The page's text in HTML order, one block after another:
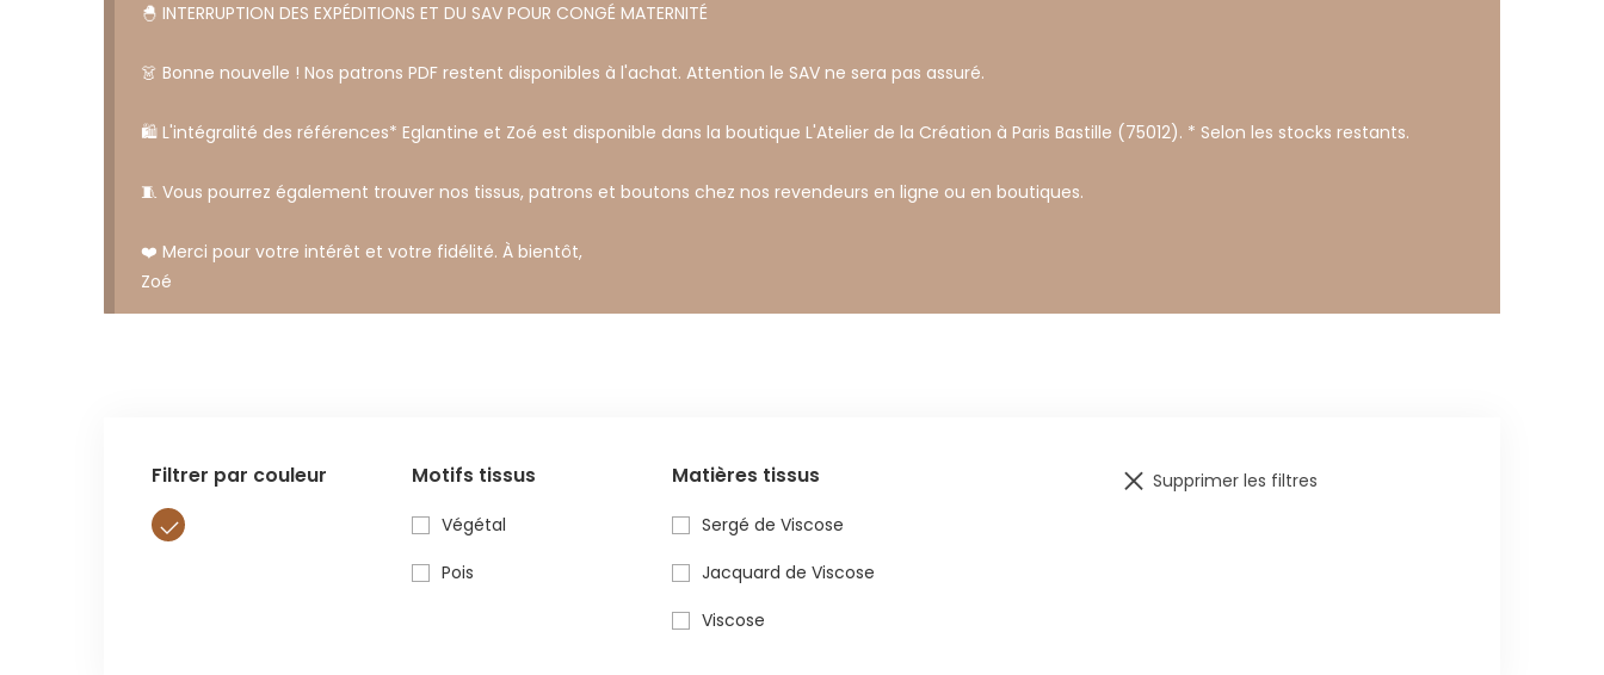
🐣 INTERRUPTION DES EXPÉDITIONS ET DU SAV POUR CONGÉ MATERNITÉ
👗 Bonne nouvelle ! Nos patrons PDF restent disponibles à l'achat. Attention le SAV ne sera pas assuré.
🛍️ L'intégralité des références* Eglantine et Zoé est disponible dans la boutique L'Atelier de la Création à Paris Bastille (75012). * Selon les stocks restants.
🧵 Vous pourrez également trouver nos tissus, patrons et boutons chez nos revendeurs en ligne ou en boutiques.
❤️ Merci pour votre intérêt et votre fidélité. À bientôt,
Zoé
Filtrer par couleur Motifs tissus
Végétal
Pois
Matières tissus
Sergé de Viscose
Jacquard de Viscose
Viscose
Supprimer les filtres